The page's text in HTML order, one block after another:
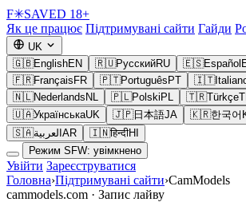
F✳SAVED 18+
Як це працює Підтримувані сайти Гайди
UK
🇬🇧EnglishEN 🇷🇺РусскийRU 🇪🇸Español
🇫🇷Français FR 🇵🇹Português PT 🇮🇹
🇳🇱Nederlands NL 🇵🇱Polski PL 🇹🇷Türkçe
🇺🇦УкраїнськаUK 🇯🇵日本語JA 🇰🇷한국어
🇸🇦العربية AR 🇮🇳हिन्दीHI
Режим SFW: увімкнено
Увійти Зареєструватися
Головна›Підтримувані сайти›CamModels
cammodels.com · Запис лайву